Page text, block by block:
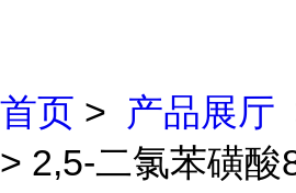
首页 > 产品展厅
> 2,5-二氯苯磺酸